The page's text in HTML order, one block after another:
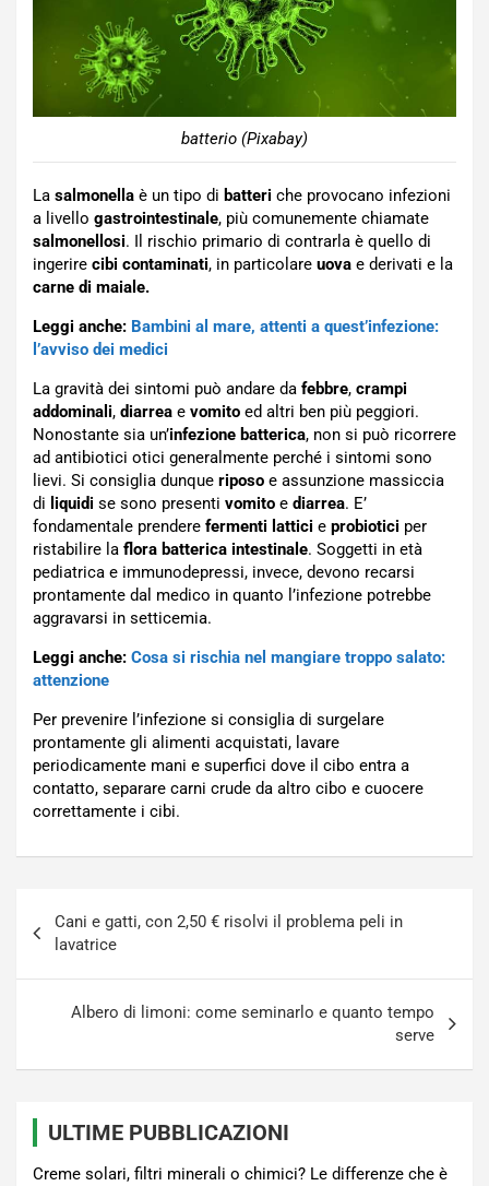
batterio (Pixabay)
La salmonella è un tipo di batteri che provocano infezioni
a livello gastrointestinale, più comunemente chiamate
salmonellosi. Il rischio primario di contrarla è quello di
ingerire cibi contaminati, in particolare uova e derivati e la
carne di maiale.
Leggi anche: Bambini al mare, attenti a quest’infezione:
l’avviso dei medici
La gravità dei sintomi può andare da febbre, crampi
addominali, diarrea e vomito ed altri ben più peggiori.
Nonostante sia un’infezione batterica, non si può ricorrere
ad antibiotici otici generalmente perché i sintomi sono
lievi. Si consiglia dunque riposo e assunzione massiccia
di liquidi se sono presenti vomito e diarrea. E’
fondamentale prendere fermenti lattici e probiotici per
ristabilire la flora batterica intestinale. Soggetti in età
pediatrica e immunodepressi, invece, devono recarsi
prontamente dal medico in quanto l’infezione potrebbe
aggravarsi in setticemia.
Leggi anche: Cosa si rischia nel mangiare troppo salato:
attenzione
Per prevenire l’infezione si consiglia di surgelare
prontamente gli alimenti acquistati, lavare
periodicamente mani e superfici dove il cibo entra a
contatto, separare carni crude da altro cibo e cuocere
correttamente i cibi.
articoli
Cani e gatti, con 2,50 € risolvi il problema peli in
lavatrice
Albero di limoni: come seminarlo e quanto tempo
serve
ULTIME PUBBLICAZIONI
Creme solari, filtri minerali o chimici? Le differenze che è